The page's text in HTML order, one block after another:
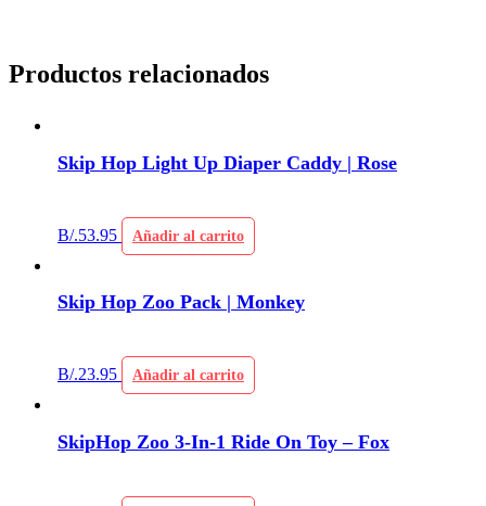
Productos relacionados
Skip Hop Light Up Diaper Caddy | Rose
B/.53.95 Añadir al carrito
Skip Hop Zoo Pack | Monkey
B/.23.95 Añadir al carrito
SkipHop Zoo 3-In-1 Ride On Toy – Fox